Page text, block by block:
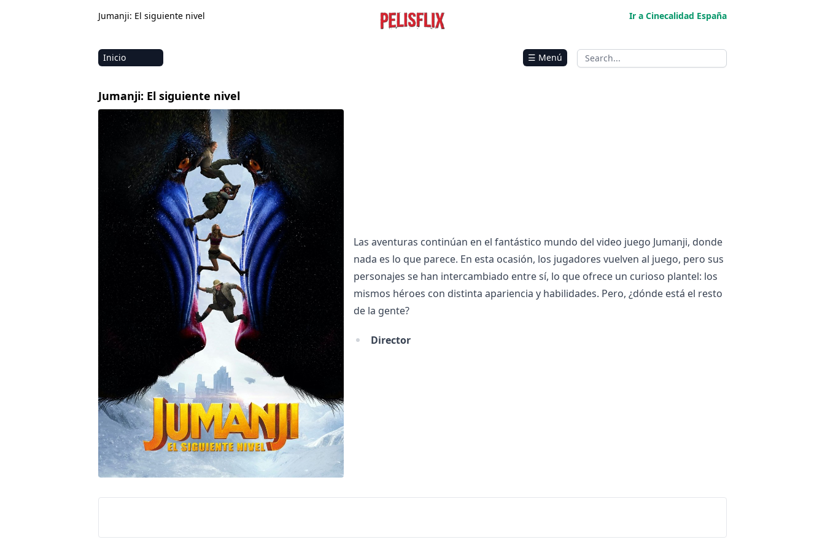
Jumanji: El siguiente nivel Ir a Cinecalidad España
Inicio
Netflix
Disney+
Vivamax
Marvel
Vix+Original
Hulu
Apple tv+
Peacock
☰ Menú
Jumanji: El siguiente nivel
Las aventuras continúan en el fantástico mundo del video juego Jumanji, donde
nada es lo que parece. En esta ocasión, los jugadores vuelven al juego, pero sus
personajes se han intercambiado entre sí, lo que ofrece un curioso plantel: los
mismos héroes con distinta apariencia y habilidades. Pero, ¿dónde está el resto
de la gente?
Director